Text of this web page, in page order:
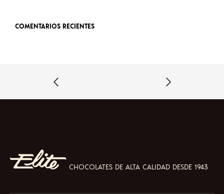
COMENTARIOS RECIENTES
CHOCOLATES DE ALTA CALIDAD DESDE 1943